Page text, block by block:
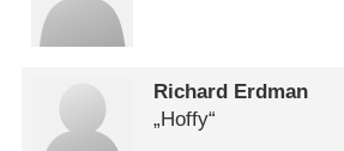
Richard Erdman
„Hoffy“